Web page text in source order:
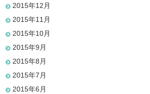
2015年12月
2015年11月
2015年10月
2015年9月
2015年8月
2015年7月
2015年6月